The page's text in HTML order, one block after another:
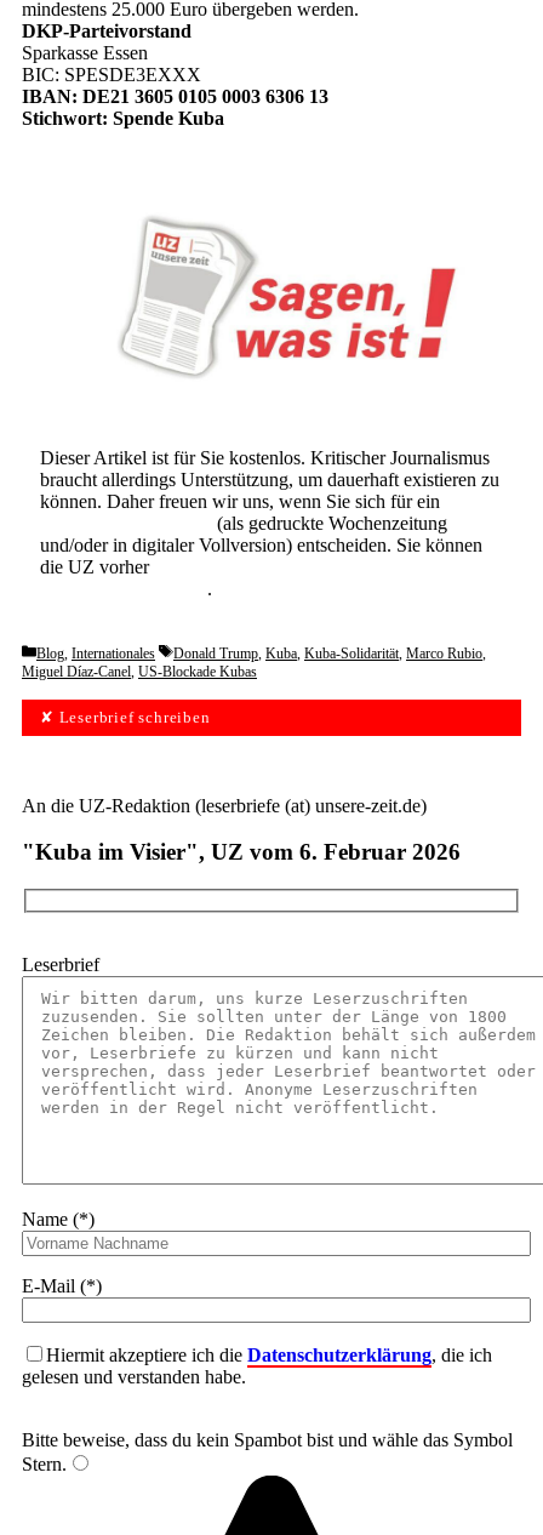
mindestens 25.000 Euro übergeben werden.
DKP-Parteivorstand
Sparkasse Essen
BIC: SPESDE3EXXX
IBAN: DE21 3605 0105 0003 6306 13
Stichwort: Spende Kuba
Dieser Artikel ist für Sie kostenlos. Kritischer Journalismus
braucht allerdings Unterstützung, um dauerhaft existieren zu
können. Daher freuen wir uns, wenn Sie sich für ein
(als gedruckte Wochenzeitung
und/oder in digitaler Vollversion) entscheiden. Sie können
die UZ vorher
.
Categories
Blog, Internationales Tags
Donald Trump, Kuba, Kuba-Solidarität, Marco Rubio,
Miguel Díaz-Canel, US-Blockade Kubas
✘ Leserbrief schreiben
An die UZ-Redaktion (leserbriefe (at) unsere-zeit.de)
"Kuba im Visier", UZ vom 6. Februar 2026
Leserbrief
Name (*)
E-Mail (*)
Hiermit akzeptiere ich die Datenschutzerklärung, die ich
gelesen und verstanden habe.
Bitte beweise, dass du kein Spambot bist und wähle das Symbol
Stern.